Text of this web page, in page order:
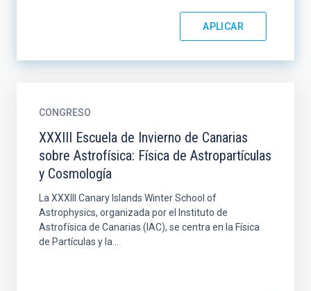
CONGRESO
XXXIII Escuela de Invierno de Canarias
sobre Astrofísica: Física de Astropartículas
y Cosmología
La XXXIII Canary Islands Winter School of
Astrophysics, organizada por el Instituto de
Astrofísica de Canarias (IAC), se centra en la Física
de Partículas y la...